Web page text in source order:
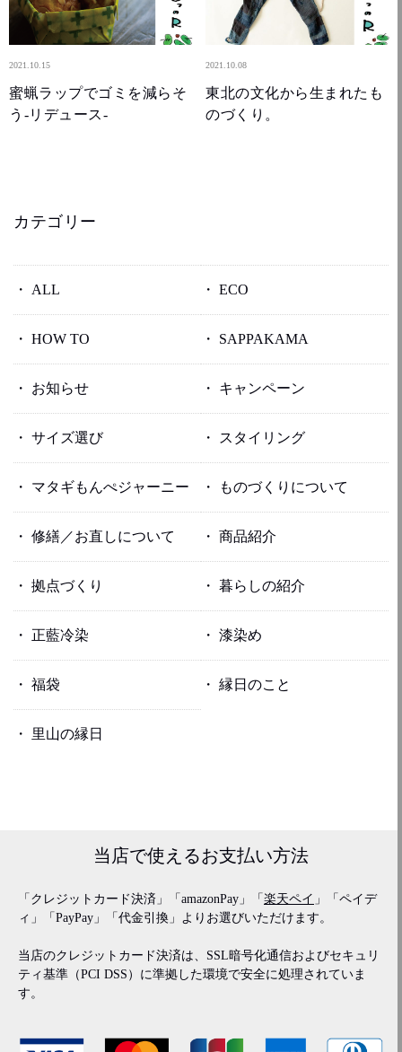
2021.10.15
蜜蝋ラップでゴミを減らそ
う-リデュース-
2021.10.08
東北の文化から生まれたも
のづくり。
カテゴリー
ALL ECO
HOW TO SAPPAKAMA
お知らせ キャンペーン
サイズ選び スタイリング
マタギもんぺジャーニー ものづくりについて
修繕／お直しについて 商品紹介
拠点づくり 暮らしの紹介
正藍冷染 漆染め
福袋 縁日のこと
里山の縁日
当店で使えるお支払い方法
「クレジットカード決済」「amazonPay」「楽天ペイ 」「ペイデ
ィ」「PayPay」「代金引換」よりお選びいただけます。
当店のクレジットカード決済は、SSL暗号化通信およびセキュリ
ティ基準（PCI DSS）に準拠した環境で安全に処理されていま
す。